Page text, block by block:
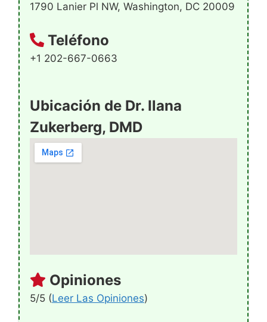
1790 Lanier Pl NW, Washington, DC 20009
Teléfono
+1 202-667-0663
Ubicación de Dr. Ilana
Zukerberg, DMD
Opiniones
5/5 (Leer Las Opiniones)